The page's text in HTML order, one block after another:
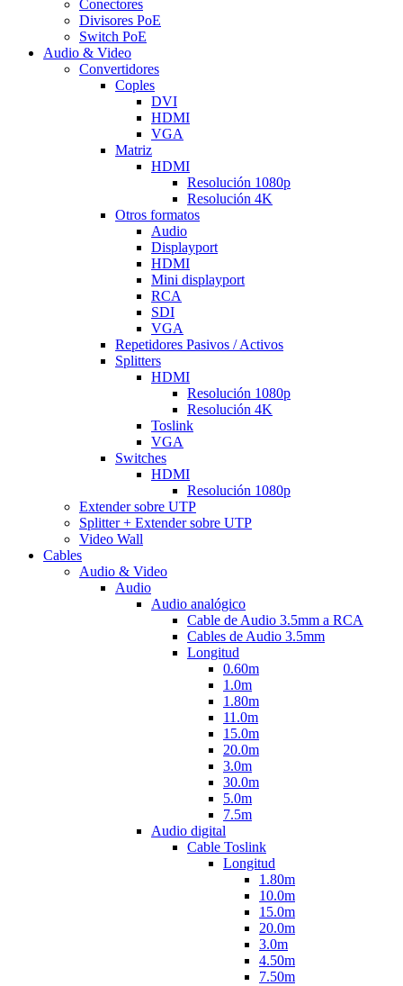
Conectores
Divisores PoE
Switch PoE
Audio & Video
Convertidores
Coples
DVI
HDMI
VGA
Matriz
HDMI
Resolución 1080p
Resolución 4K
Otros formatos
Audio
Displayport
HDMI
Mini displayport
RCA
SDI
VGA
Repetidores Pasivos / Activos
Splitters
HDMI
Resolución 1080p
Resolución 4K
Toslink
VGA
Switches
HDMI
Resolución 1080p
Extender sobre UTP
Splitter + Extender sobre UTP
Video Wall
Cables
Audio & Video
Audio
Audio analógico
Cable de Audio 3.5mm a RCA
Cables de Audio 3.5mm
Longitud
0.60m
1.0m
1.80m
11.0m
15.0m
20.0m
3.0m
30.0m
5.0m
7.5m
Audio digital
Cable Toslink
Longitud
1.80m
10.0m
15.0m
20.0m
3.0m
4.50m
7.50m